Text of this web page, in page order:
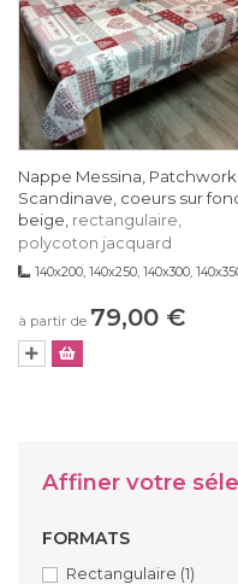
Nappe Messina, Patchwork
Scandinave, coeurs sur
beige, rectangulaire,
polycoton jacquard
140x200, 140x250, 140x300,
à partir de 79,00 €
Affiner votre
FORMATS
Rectangulaire (1)